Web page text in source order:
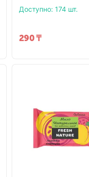
Доступно: 174 шт.
290₸